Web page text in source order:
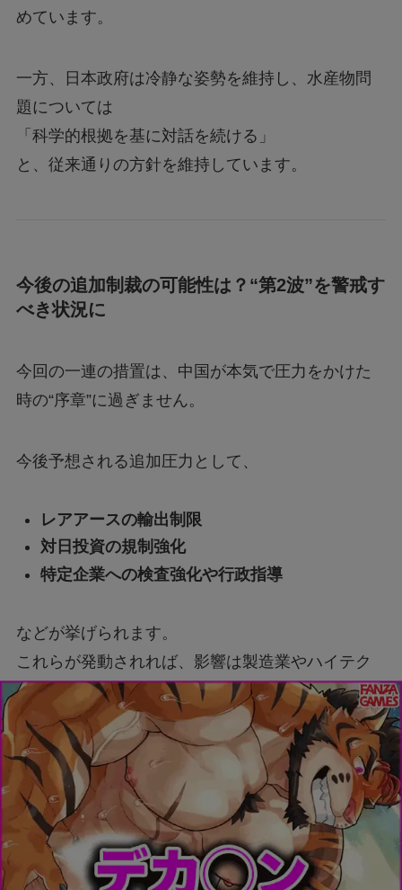
めています。
一方、日本政府は冷静な姿勢を維持し、水産物問
題については
「科学的根拠を基に対話を続ける」
と、従来通りの方針を維持しています。
今後の追加制裁の可能性は？“第2波”を警戒す
べき状況に
今回の一連の措置は、中国が本気で圧力をかけた
時の“序章”に過ぎません。
今後予想される追加圧力として、
レアアースの輸出制限
対日投資の規制強化
特定企業への検査強化や行政指導
などが挙げられます。
これらが発動されれば、影響は製造業やハイテク
産業まで広範囲に及ぶ可能性があります。